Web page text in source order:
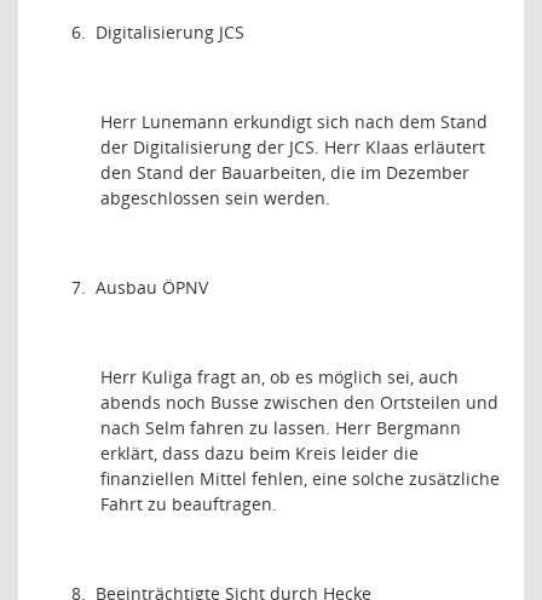
6. Digitalisierung JCS
Herr Lunemann erkundigt sich nach dem Stand
der Digitalisierung der JCS. Herr Klaas erläutert
den Stand der Bauarbeiten, die im Dezember
abgeschlossen sein werden.
7. Ausbau ÖPNV
Herr Kuliga fragt an, ob es möglich sei, auch
abends noch Busse zwischen den Ortsteilen und
nach Selm fahren zu lassen. Herr Bergmann
erklärt, dass dazu beim Kreis leider die
finanziellen Mittel fehlen, eine solche zusätzliche
Fahrt zu beauftragen.
8. Beeinträchtigte Sicht durch Hecke